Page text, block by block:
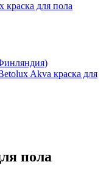
для пола
Akva краска для
пола